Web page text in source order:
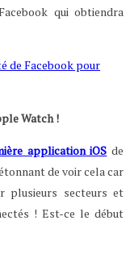
qui obtiendra
Watch !
application iOS de
de voir cela car
plusieurs secteurs et
! Est-ce le début